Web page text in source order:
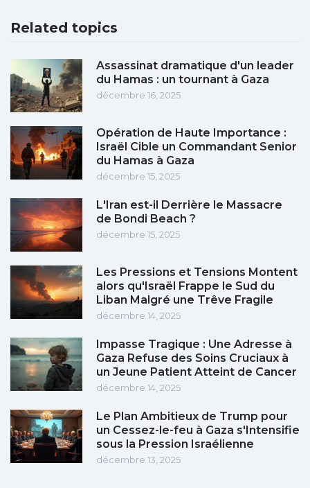
Related topics
Assassinat dramatique d'un leader
du Hamas : un tournant à Gaza
décembre 16, 2025
Opération de Haute Importance :
Israël Cible un Commandant Senior
du Hamas à Gaza
décembre 15, 2025
L'Iran est-il Derrière le Massacre
de Bondi Beach ?
décembre 15, 2025
Les Pressions et Tensions Montent
alors qu'Israël Frappe le Sud du
Liban Malgré une Trêve Fragile
décembre 14, 2025
Impasse Tragique : Une Adresse à
Gaza Refuse des Soins Cruciaux à
un Jeune Patient Atteint de Cancer
décembre 14, 2025
Le Plan Ambitieux de Trump pour
un Cessez-le-feu à Gaza s'Intensifie
sous la Pression Israélienne
décembre 13, 2025